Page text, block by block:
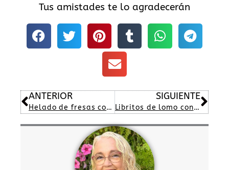
Tus amistades te lo agradecerán
Ant
ANTERIOR
Helado de fresas con crème fraîche
SIGUIENTE
Libritos de lomo con jamón serrano y queso